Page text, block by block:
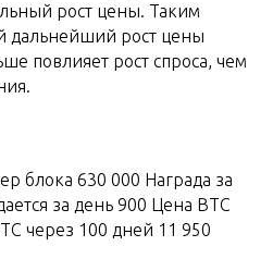
рост цены. Таким
дальнейший рост цены
повлияет рост спроса, чем
блока 630 000 Награда за
за день 900 Цена BTC
через 100 дней 11 950